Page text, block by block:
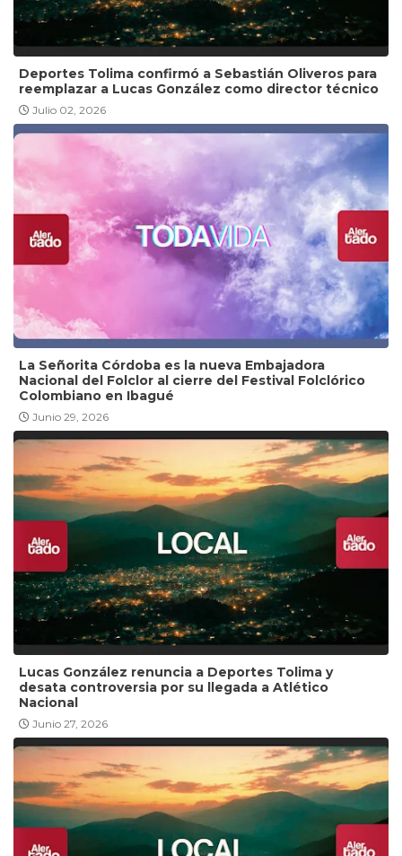
Deportes Tolima confirmó a Sebastián Oliveros para
reemplazar a Lucas González como director técnico
Julio 02, 2026
La Señorita Córdoba es la nueva Embajadora
Nacional del Folclor al cierre del Festival Folclórico
Colombiano en Ibagué
Junio 29, 2026
Lucas González renuncia a Deportes Tolima y
desata controversia por su llegada a Atlético
Nacional
Junio 27, 2026